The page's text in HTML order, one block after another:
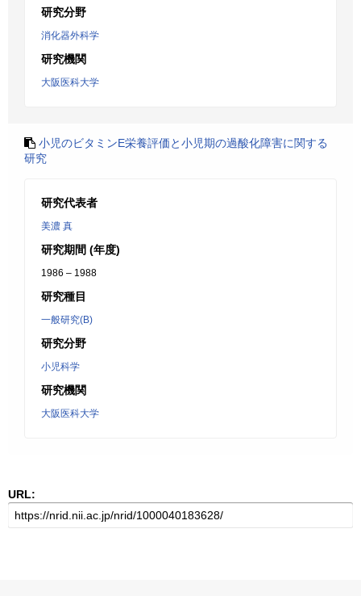
研究分野
消化器外科学
研究機関
大阪医科大学
小児のビタミンE栄養評価と小児期の過酸化障害に関する
研究
研究代表者
美濃 真
研究期間 (年度)
1986 – 1988
研究種目
一般研究(B)
研究分野
小児科学
研究機関
大阪医科大学
URL: